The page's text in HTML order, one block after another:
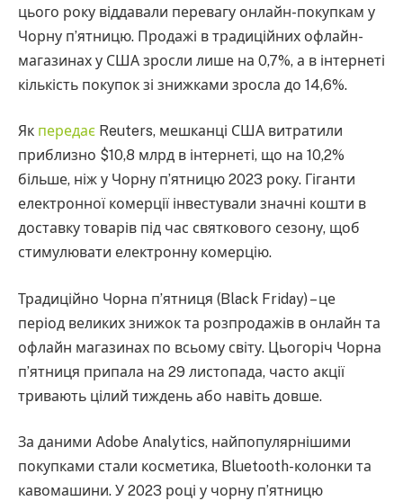
цього року віддавали перевагу онлайн-покупкам у
Чорну п’ятницю. Продажі в традиційних офлайн-
магазинах у США зросли лише на 0,7%, а в інтернеті
кількість покупок зі знижками зросла до 14,6%.
Як передає Reuters, мешканці США витратили
приблизно $10,8 млрд в інтернеті, що на 10,2%
більше, ніж у Чорну п’ятницю 2023 року. Гіганти
електронної комерції інвестували значні кошти в
доставку товарів під час святкового сезону, щоб
стимулювати електронну комерцію.
Традиційно Чорна п’ятниця (Black Friday) – це
період великих знижок та розпродажів в онлайн та
офлайн магазинах по всьому світу. Цьогоріч Чорна
п’ятниця припала на 29 листопада, часто акції
тривають цілий тиждень або навіть довше.
За даними Adobe Analytics, найпопулярнішими
покупками стали косметика, Bluetooth-колонки та
кавомашини. У 2023 році у чорну п’ятницю